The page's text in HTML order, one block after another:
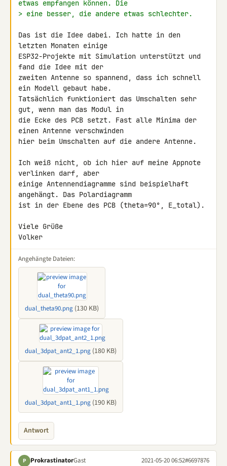
etwas empfangen können. Die
> eine besser, die andere etwas schlechter.
Das ist die Idee dabei. Ich hatte in den
letzten Monaten einige
ESP32-Projekte mit Simulation unterstützt und
fand die Idee mit der
zweiten Antenne so spannend, dass ich schnell
ein Modell gebaut habe.
Tatsächlich funktioniert das Umschalten sehr
gut, wenn man das Modul in
die Ecke des PCB setzt. Fast alle Minima der
einen Antenne verschwinden
hier beim Umschalten auf die andere Antenne.
Ich weiß nicht, ob ich hier auf meine Appnote
verlinken darf, aber
einige Antennendiagramme sind beispielhaft
angehängt. Das Polardiagramm
ist in der Ebene des PCB (theta=90°, E_total).
Viele Grüße
Volker
Angehängte Dateien:
dual_theta90.png (130 KB)
dual_3dpat_ant2_1.png (180 KB)
dual_3dpat_ant1_1.png (190 KB)
Antwort
P ProkrastinatorGast 2021-05-20 06:52#6697876